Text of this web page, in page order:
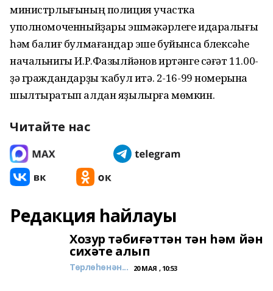
министрлығының полиция участка
уполномоченныйҙары эшмәкәрлеге идаралығы
һәм балиғ булмағандар эше буйынса бүлексәһе
начальнигы И.Р.Фазылйәнов иртәнге сәғәт 11.00-
ҙә граждандарҙы ҡабул итә. 2-16-99 номерына
шылтыратып алдан яҙылырға мөмкин.
Читайте нас
Редакция һайлауы
Хозур тәбиғәттән тән һәм йән
сихәте алып
Төрлөһөнән... 20 МАЯ , 10:53